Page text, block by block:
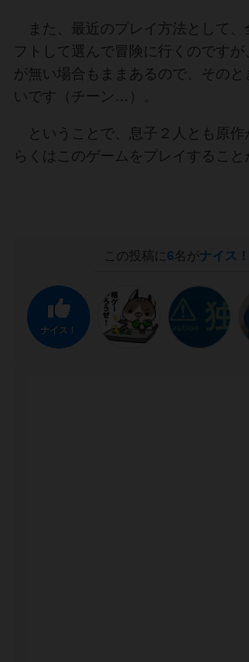
また、最近のプレイ方法として、
フトして選んで冒険に行くのです
が無い場合もままあるので、その
いです（チーン…）。
ということで、息子２人とも原作
らくはこのゲームをプレイすること
この投稿に 6名がナイス！
ナイス！